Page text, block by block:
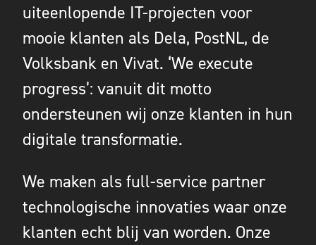
uiteenlopende IT-projecten voor
mooie klanten als Dela, PostNL, de
Volksbank en Vivat. ‘We execute
progress’: vanuit dit motto
ondersteunen wij onze klanten in hun
digitale transformatie.
We maken als full-service partner
technologische innovaties waar onze
klanten echt blij van worden. Onze